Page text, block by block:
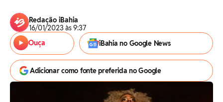
Redação iBahia
16/01/2023 às 9:37
Ouça
iBahia no Google News
Adicionar como fonte preferida no Google